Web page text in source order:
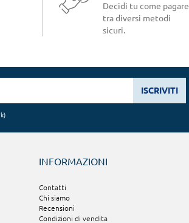
Decidi tu come pagare
tra diversi metodi
sicuri.
ISCRIVITI
)
INFORMAZIONI
Contatti
Chi siamo
Recensioni
Condizioni di vendita